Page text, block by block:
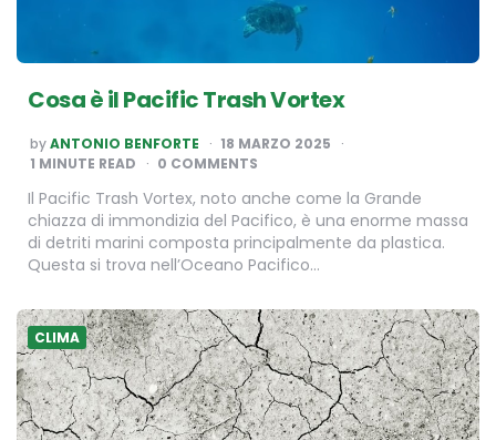
Cosa è il Pacific Trash Vortex
POSTED
BY
byANTONIO BENFORTE
18 MARZO 2025
1 MINUTE READ 0 COMMENTS
Il Pacific Trash Vortex, noto anche come la Grande
chiazza di immondizia del Pacifico, è una enorme massa
di detriti marini composta principalmente da plastica.
Questa si trova nell’Oceano Pacifico…
CLIMA